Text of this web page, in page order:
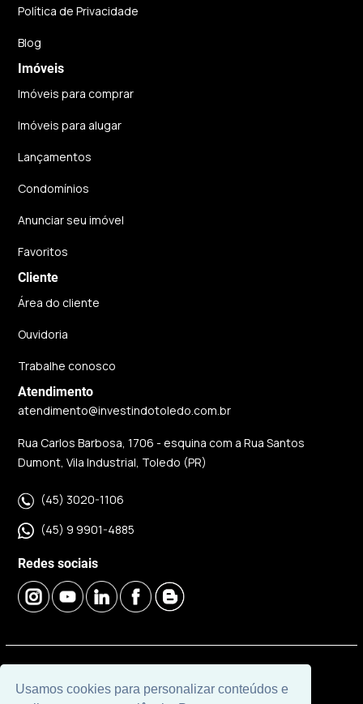
Usamos cookies para personalizar conteúdos e
Política de Privacidade
Blog
Imóveis
Imóveis para comprar
Imóveis para alugar
Lançamentos
Condomínios
Anunciar seu imóvel
Favoritos
Cliente
Área do cliente
Ouvidoria
Trabalhe conosco
Atendimento
atendimento@investindotoledo.com.br
Rua Carlos Barbosa, 1706 - esquina com a Rua Santos
Dumont, Vila Industrial, Toledo (PR)
(45) 3020-1106
(45) 9 9901-4885
Redes sociais
Desenvolvido por Universal Software.